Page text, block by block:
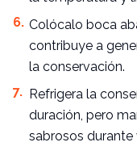
Colócalo boca
contribuye a
la conservación.
Refrigera la
duración, pero
sabrosos durante